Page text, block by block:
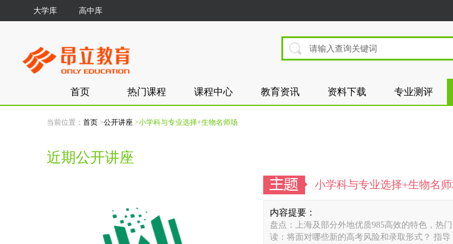
大学库 高中库
首页 热门课程 课程中心 教育资讯 资料下载 专业测评
当前位置： 首页 >公开讲座 >小学科与专业选择+生物名师场
近期公开讲座
小学科与专业选择+生物名
内容提要：
盘点：上海及部分外地优质985高效的特色，热
读：将面对哪些新的高考风险和录取形式？ 指